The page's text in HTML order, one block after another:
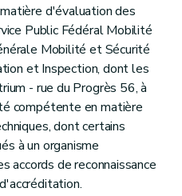
d'évaluation des
Public Fédéral Mobilité
Mobilité et Sécurité
et Inspection, dont les
- rue du Progrès 56, à
compétente en matière
dont certains
à un organisme
accords de reconnaissance